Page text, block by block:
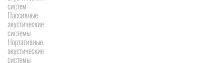
систем
Пассивные
акустические
системы
Портативные
акустические
системы